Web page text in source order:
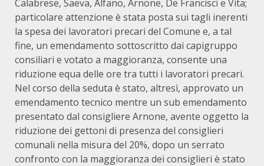
Calabrese, Saeva, Alfano, Arnone, De Francisci e Vita;
particolare attenzione è stata posta sui tagli inerenti
la spesa dei lavoratori precari del Comune e, a tal
fine, un emendamento sottoscritto dai capigruppo
consiliari e votato a maggioranza, consente una
riduzione equa delle ore tra tutti i lavoratori precari.
Nel corso della seduta è stato, altresì, approvato un
emendamento tecnico mentre un sub emendamento
presentato dal consigliere Arnone, avente oggetto la
riduzione dei gettoni di presenza del consiglieri
comunali nella misura del 20%, dopo un serrato
confronto con la maggioranza dei consiglieri è stato